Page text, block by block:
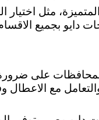
مثل اختيار
دايو بجميع الاقسام
على ضرورة
مع